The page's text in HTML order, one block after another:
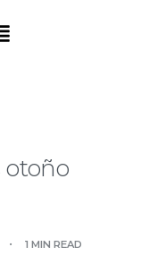
otoño
1 MIN READ